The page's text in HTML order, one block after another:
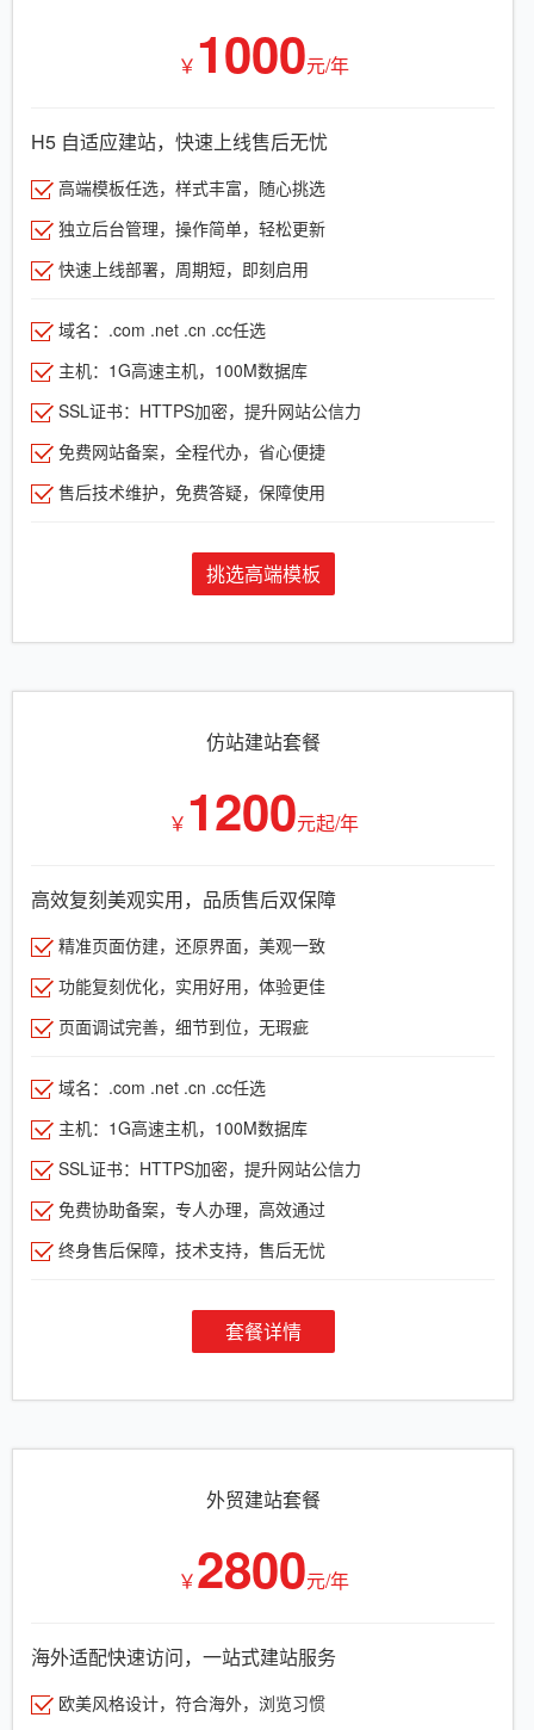
￥ 1000元/年
H5 自适应建站，快速上线售后无忧
高端模板任选，样式丰富，随心挑选
独立后台管理，操作简单，轻松更新
快速上线部署，周期短，即刻启用
域名：.com .net .cn .cc任选
主机：1G高速主机，100M数据库
SSL证书：HTTPS加密，提升网站公信力
免费网站备案，全程代办，省心便捷
售后技术维护，免费答疑，保障使用
挑选高端模板
仿站建站套餐
￥ 1200元起/年
高效复刻美观实用，品质售后双保障
精准页面仿建，还原界面，美观一致
功能复刻优化，实用好用，体验更佳
页面调试完善，细节到位，无瑕疵
域名：.com .net .cn .cc任选
主机：1G高速主机，100M数据库
SSL证书：HTTPS加密，提升网站公信力
免费协助备案，专人办理，高效通过
终身售后保障，技术支持，售后无忧
套餐详情
外贸建站套餐
￥2800元/年
海外适配快速访问，一站式建站服务
欧美风格设计，符合海外，浏览习惯